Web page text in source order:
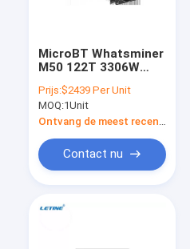
MicroBT Whatsminer
M50 122T 3306W
Luchtkoeling BTC
Asic
Mijnbouwmachine
Prijs:$2439 Per Unit
MOQ:1Unit
Contact nu